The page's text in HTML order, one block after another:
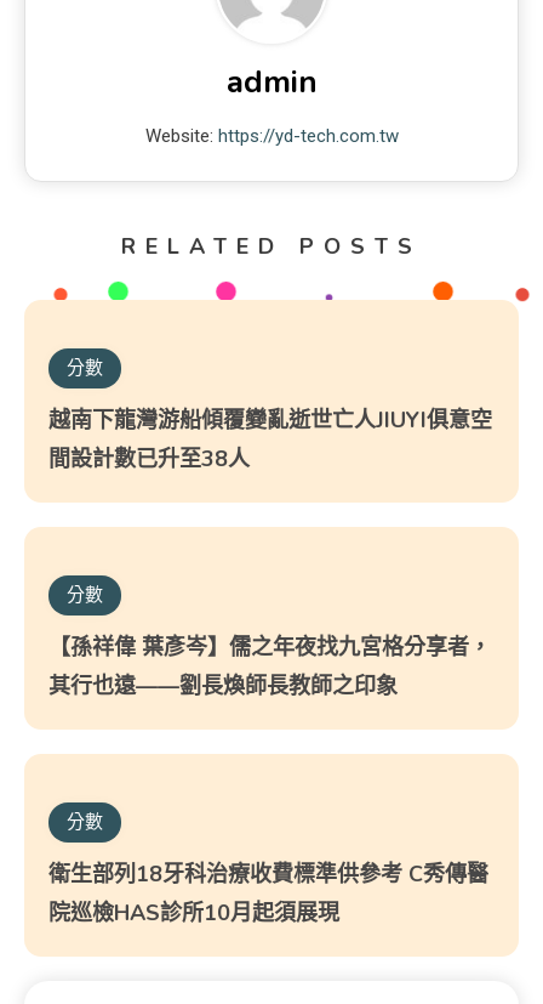
admin
Website: https://yd-tech.com.tw
RELATED POSTS
分數
越南下龍灣游船傾覆變亂逝世亡人JIUYI俱意空
間設計數已升至38人
分數
【孫祥偉 葉彥岑】儒之年夜找九宮格分享者，
其行也遠——劉長煥師長教師之印象
分數
衛生部列18牙科治療收費標準供參考 C秀傳醫
院巡檢HAS診所10月起須展現